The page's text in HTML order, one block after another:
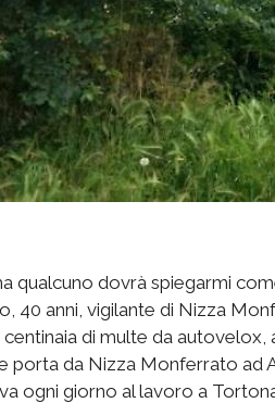
qualcuno dovrà spiegarmi
40 anni, vigilante di Nizza
di multe da autovelox,
porta da Nizza Monferrato ad
ogni giorno al lavoro a